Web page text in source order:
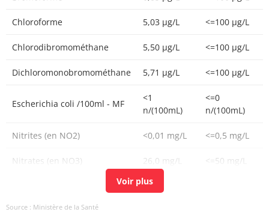
Chloroforme 5,03 µg/L <=100 µg/L
Chlorodibromométhane 5,50 µg/L <=100 µg/L
Dichloromonobromométhane 5,71 µg/L <=100 µg/L
Escherichia coli /100ml - MF
<1
n/(100mL)
<=0
n/(100mL)
Nitrites (en NO2) <0,01 mg/L <=0,5 mg/L
Nitrates (en NO3) 26,0 mg/L <=50 mg/L
0,52 mg/L
Source : Ministère de la Santé